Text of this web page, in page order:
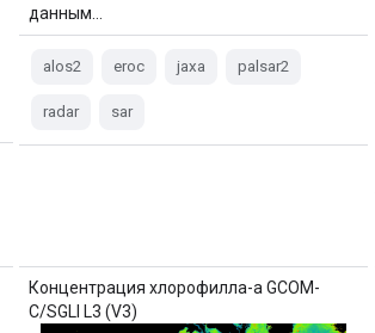
данным…
alos2 eroc jaxa palsar2
radar sar
Концентрация хлорофилла-а GCOM-
C/SGLI L3 (V3)